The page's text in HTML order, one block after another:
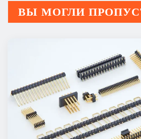
ВЫ МОГЛИ